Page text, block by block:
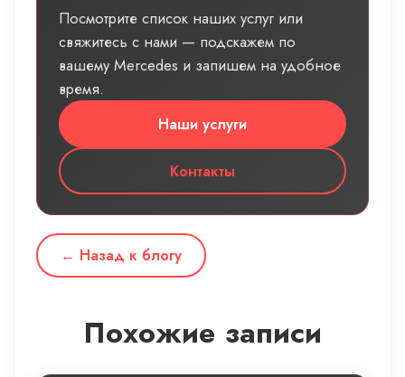
Посмотрите список наших услуг или
свяжитесь с нами — подскажем по
вашему Mercedes и запишем на удобное
время.
Наши услуги
Контакты
← Назад к блогу
Похожие записи